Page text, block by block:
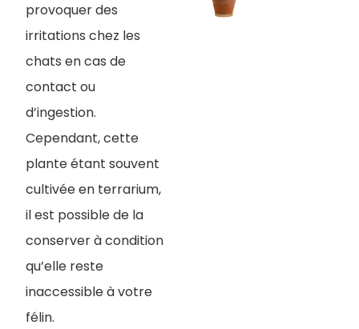
provoquer des
irritations chez les
chats en cas de
contact ou
d’ingestion.
Cependant, cette
plante étant souvent
cultivée en terrarium,
il est possible de la
conserver à condition
qu’elle reste
inaccessible à votre
félin.